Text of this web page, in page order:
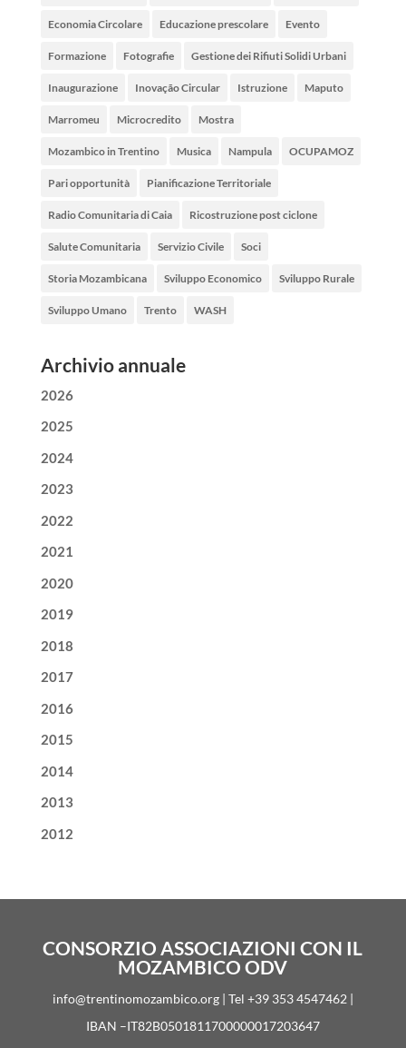
Economia Circolare Educazione prescolare Evento
Formazione Fotografie Gestione dei Rifiuti Solidi Urbani
Inaugurazione Inovação Circular Istruzione Maputo
Marromeu Microcredito Mostra
Mozambico in Trentino Musica Nampula OCUPAMOZ
Pari opportunità Pianificazione Territoriale
Radio Comunitaria di Caia Ricostruzione post ciclone
Salute Comunitaria Servizio Civile Soci
Storia Mozambicana Sviluppo Economico Sviluppo Rurale
Sviluppo Umano Trento WASH
Archivio annuale
2026
2025
2024
2023
2022
2021
2020
2019
2018
2017
2016
2015
2014
2013
2012
CONSORZIO ASSOCIAZIONI CON IL
MOZAMBICO ODV
info@trentinomozambico.org | Tel +39 353 4547462 |
IBAN –IT82B0501811700000017203647